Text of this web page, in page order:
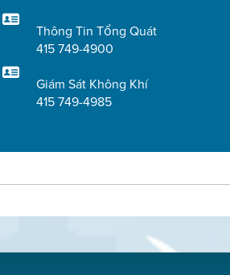
Thông Tin Tổng Quát
415 749-4900
Giám Sát Không Khí
415 749-4985